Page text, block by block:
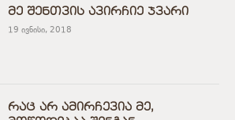
მე შენთვის ავირჩიე ჯვარი
19 ივნისი, 2018
რაც არ ამირჩევია მე,